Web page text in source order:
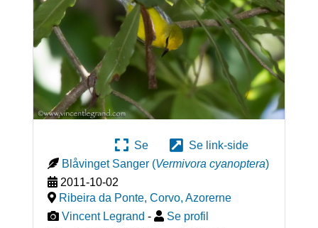
Se
Se link-side
Blåvinget Sanger (Vermivora cyanoptera)
2011-10-02
Ribeira da Ponte, Corvo, Azorerne
Vincent Legrand - Se profil